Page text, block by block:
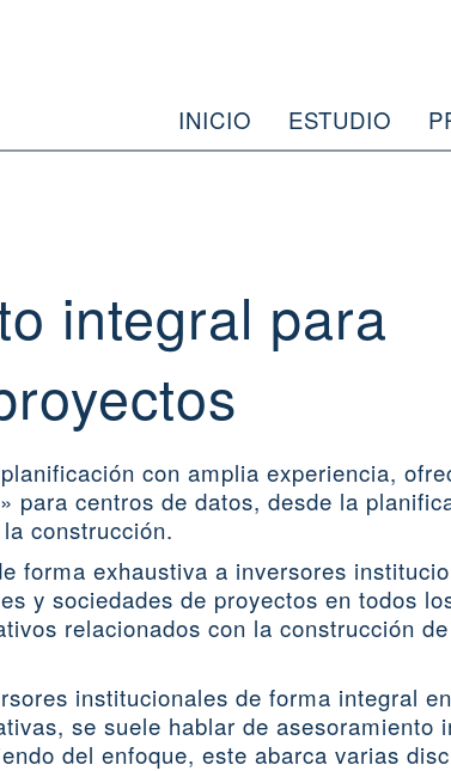
INICIO ESTUDIO
integral para
con amplia experiencia,
para centros de datos, desde la
construcción.
forma exhaustiva a inversores
y sociedades de proyectos en todos
relacionados con la construcción
institucionales de forma integral
se suele hablar de asesoramiento
del enfoque, este abarca varias